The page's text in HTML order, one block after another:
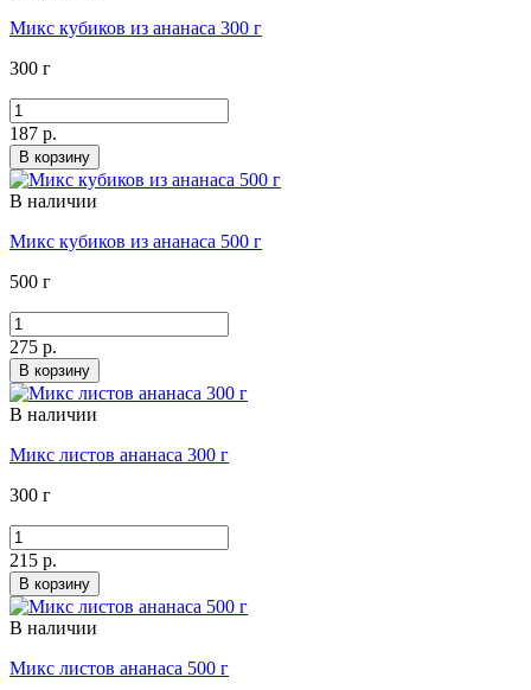
Микс кубиков из ананаса 300 г
300 г
187 р.
В корзину
В наличии
Микс кубиков из ананаса 500 г
500 г
275 р.
В корзину
В наличии
Микс листов ананаса 300 г
300 г
215 р.
В корзину
В наличии
Микс листов ананаса 500 г